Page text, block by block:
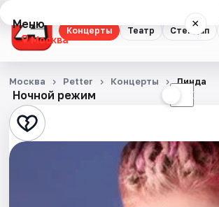
Концерты Театр Стендап
Меню ×
Москва
Концерты
Театр
Стендап
Ночной режим ☾
Москва Petter Концерты Линда